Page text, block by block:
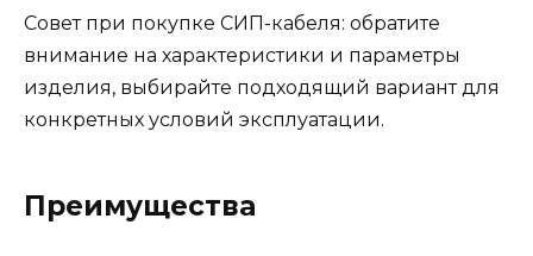
Совет при покупке СИП-кабеля: обратите
внимание на характеристики и параметры
изделия, выбирайте подходящий вариант для
конкретных условий эксплуатации.
Преимущества